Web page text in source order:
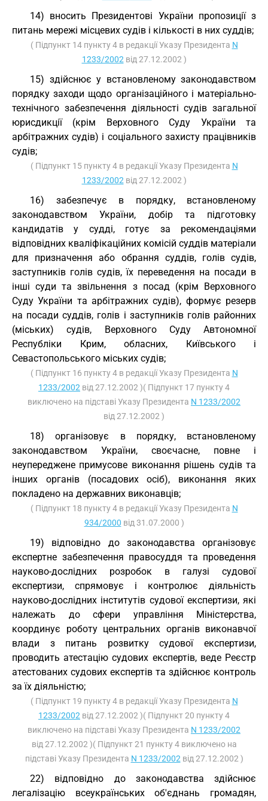
14) вносить Президентові України пропозиції з
питань мережі місцевих судів і кількості в них суддів;
( Підпункт 14 пункту 4 в редакції Указу Президента N
1233/2002 від 27.12.2002 )
15) здійснює у встановленому законодавством
порядку заходи щодо організаційного і матеріально-
технічного забезпечення діяльності судів загальної
юрисдикції (крім Верховного Суду України та
арбітражних судів) і соціального захисту працівників
судів;
( Підпункт 15 пункту 4 в редакції Указу Президента N
1233/2002 від 27.12.2002 )
16) забезпечує в порядку, встановленому
законодавством України, добір та підготовку
кандидатів у судді, готує за рекомендаціями
відповідних кваліфікаційних комісій суддів матеріали
для призначення або обрання суддів, голів судів,
заступників голів судів, їх переведення на посади в
інші суди та звільнення з посад (крім Верховного
Суду України та арбітражних судів), формує резерв
на посади суддів, голів і заступників голів районних
(міських) судів, Верховного Суду Автономної
Республіки Крим, обласних, Київського і
Севастопольського міських судів;
( Підпункт 16 пункту 4 в редакції Указу Президента N
1233/2002 від 27.12.2002 )( Підпункт 17 пункту 4
виключено на підставі Указу Президента N 1233/2002
від 27.12.2002 )
18) організовує в порядку, встановленому
законодавством України, своєчасне, повне і
неупереджене примусове виконання рішень судів та
інших органів (посадових осіб), виконання яких
покладено на державних виконавців;
( Підпункт 18 пункту 4 в редакції Указу Президента N
934/2000 від 31.07.2000 )
19) відповідно до законодавства організовує
експертне забезпечення правосуддя та проведення
науково-дослідних розробок в галузі судової
експертизи, спрямовує і контролює діяльність
науково-дослідних інститутів судової експертизи, які
належать до сфери управління Міністерства,
координує роботу центральних органів виконавчої
влади з питань розвитку судової експертизи,
проводить атестацію судових експертів, веде Реєстр
атестованих судових експертів та здійснює контроль
за їх діяльністю;
( Підпункт 19 пункту 4 в редакції Указу Президента N
1233/2002 від 27.12.2002 )( Підпункт 20 пункту 4
виключено на підставі Указу Президента N 1233/2002
від 27.12.2002 )( Підпункт 21 пункту 4 виключено на
підставі Указу Президента N 1233/2002 від 27.12.2002 )
22) відповідно до законодавства здійснює
легалізацію всеукраїнських об'єднань громадян,